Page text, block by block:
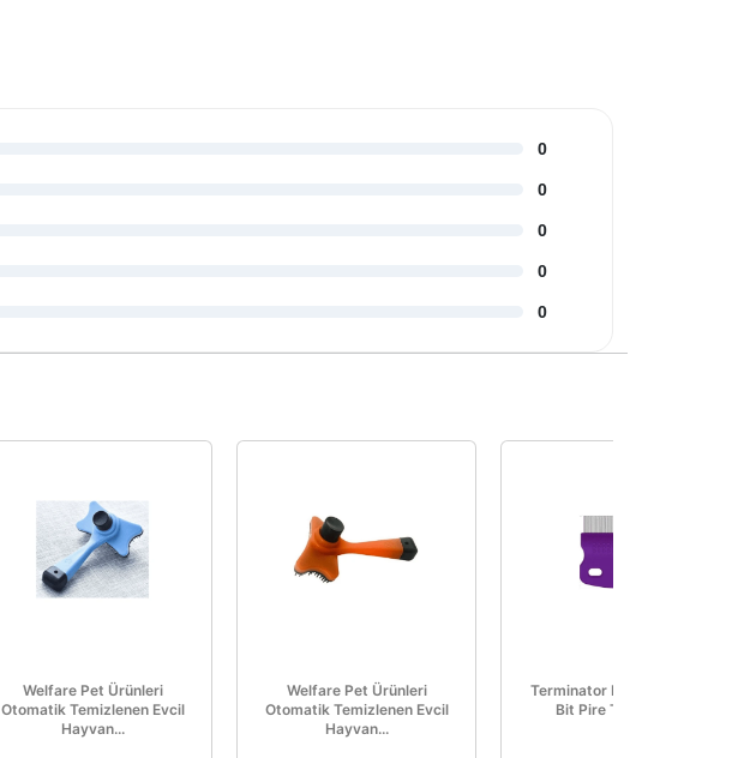
0
0
0
0
0
Welfare Pet Ürünleri
Otomatik Temizlenen Evcil
Hayvan...
Welfare Pet Ürünleri
Otomatik Temizlenen Evcil
Hayvan...
Terminator Kedi Ve Köpek
Bit Pire Tarağı Mor